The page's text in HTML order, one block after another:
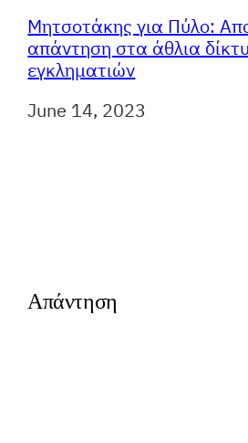
Μητσοτάκης για Πύλο:
απάντηση στα άθλια
εγκληματιών
Ημερομηνία
June 14, 2023
Απάντηση